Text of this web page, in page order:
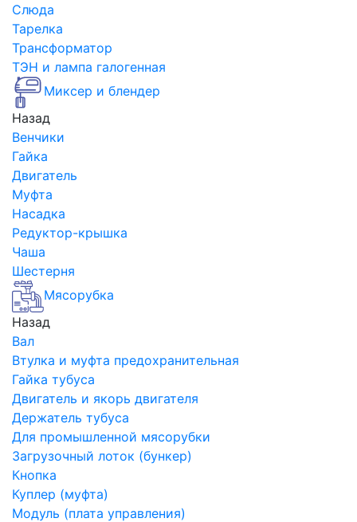
Слюда
Тарелка
Трансформатор
ТЭН и лампа галогенная
Миксер и блендер
Назад
Венчики
Гайка
Двигатель
Муфта
Насадка
Редуктор-крышка
Чаша
Шестерня
Мясорубка
Назад
Вал
Втулка и муфта предохранительная
Гайка тубуса
Двигатель и якорь двигателя
Держатель тубуса
Для промышленной мясорубки
Загрузочный лоток (бункер)
Кнопка
Куплер (муфта)
Модуль (плата управления)